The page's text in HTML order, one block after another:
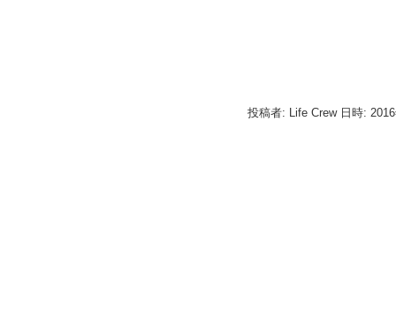
投稿者: Life Crew 日時: